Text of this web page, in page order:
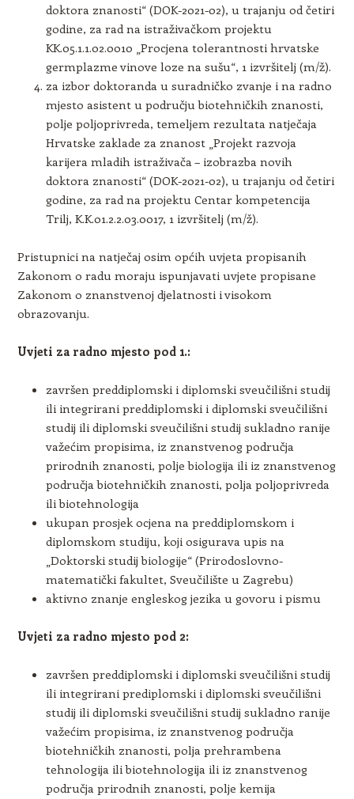
doktora znanosti“ (DOK-2021-02), u trajanju od četiri
godine, za rad na istraživačkom projektu
KK.05.1.1.02.0010 „Procjena tolerantnosti hrvatske
germplazme vinove loze na sušu“, 1 izvršitelj (m/ž).
za izbor doktoranda u suradničko zvanje i na radno
mjesto asistent u području biotehničkih znanosti,
polje poljoprivreda, temeljem rezultata natječaja
Hrvatske zaklade za znanost „Projekt razvoja
karijera mladih istraživača – izobrazba novih
doktora znanosti“ (DOK-2021-02), u trajanju od četiri
godine, za rad na projektu Centar kompetencija
Trilj, K.K.01.2.2.03.0017, 1 izvršitelj (m/ž).
Pristupnici na natječaj osim općih uvjeta propisanih
Zakonom o radu moraju ispunjavati uvjete propisane
Zakonom o znanstvenoj djelatnosti i visokom
obrazovanju.
Uvjeti za radno mjesto pod 1.:
završen preddiplomski i diplomski sveučilišni studij
ili integrirani preddiplomski i diplomski sveučilišni
studij ili diplomski sveučilišni studij sukladno ranije
važećim propisima, iz znanstvenog područja
prirodnih znanosti, polje biologija ili iz znanstvenog
područja biotehničkih znanosti, polja poljoprivreda
ili biotehnologija
ukupan prosjek ocjena na preddiplomskom i
diplomskom studiju, koji osigurava upis na
„Doktorski studij biologije“ (Prirodoslovno-
matematički fakultet, Sveučilište u Zagrebu)
aktivno znanje engleskog jezika u govoru i pismu
Uvjeti za radno mjesto pod 2:
završen preddiplomski i diplomski sveučilišni studij
ili integrirani prediplomski i diplomski sveučilišni
studij ili diplomski sveučilišni studij sukladno ranije
važećim propisima, iz znanstvenog područja
biotehničkih znanosti, polja prehrambena
tehnologija ili biotehnologija ili iz znanstvenog
područja prirodnih znanosti, polje kemija